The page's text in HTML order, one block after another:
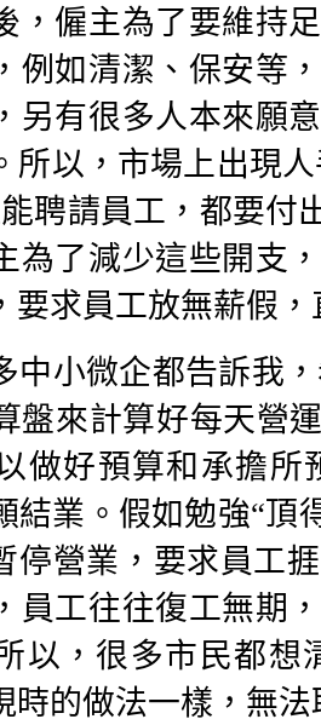
，僱主為了要維持
例如清潔、保安等
另有很多人本來願
所以，市場上出現
聘請員工，都要付
為了減少這些開支
要求員工放無薪假
中小微企都告訴我
盤來計算好每天營
做好預算和承擔
結業。假如勉強“頂
停營業，要求員工
員工往往復工無期
以，很多市民都
時的做法一樣，無